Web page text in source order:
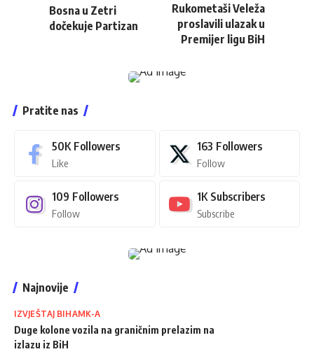
Bosna u Zetri
dočekuje Partizan
Rukometaši Veleža
proslavili ulazak u
Premijer ligu BiH
Pratite nas
50K Followers
Like
163 Followers
Follow
109 Followers
Follow
1K Subscribers
Subscribe
Najnovije
IZVJEŠTAJ BIHAMK-A
Duge kolone vozila na graničnim prelazim na
izlazu iz BiH